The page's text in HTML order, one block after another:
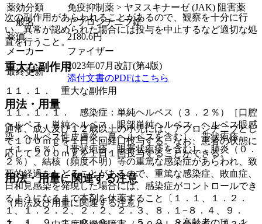
次の副作用があらわれることがあるので、観察を十分に行
い、異常が認められた場合には投与を中止するなど適切な処
置を行うこと。
重大な副作用
１１．１． 重大な副作用
１１．１．１． 感染症：単純ヘルペス（３．２％）［口腔
ヘルペス、単純ヘルペス、眼部単純ヘルペス、ヘルペス眼感
染、ヘルペス性皮膚炎、鼻ヘルペスを含む］、帯状疱疹
（１．６％）［帯状疱疹、眼帯状疱疹を含む］、肺炎（０．
２％）、結核（頻度不明）等の重篤な感染症があらわれ、致
死的経過をたどることがあるので、重篤な感染症、敗血症、
日和見感染を発現した場合には、感染症がコントロールでき
るようになるまで本剤を休薬すること〔１．１、１．２．
１、１．２．２、２．２、２．３、８．１−８．４、９．
薬効分類
免疫抑制薬 > ヤヌスキナーゼ (JAK) 阻害薬
一般名
アブロシチニブ錠
薬価
2180.6円
メーカー
ファイザー
最終更新
2023年07月改訂(第4版)
添付文書のPDFはこちら
用法・用量
通常、成人及び１２歳以上の小児には、アブロシチニブとし
て１００ｍｇを１日１回経口投与する。なお、患者の状態に
応じて２００ｍｇを１日１回投与することができる。
用法・用量に関連する注意
（用法及び用量に関連する注意）